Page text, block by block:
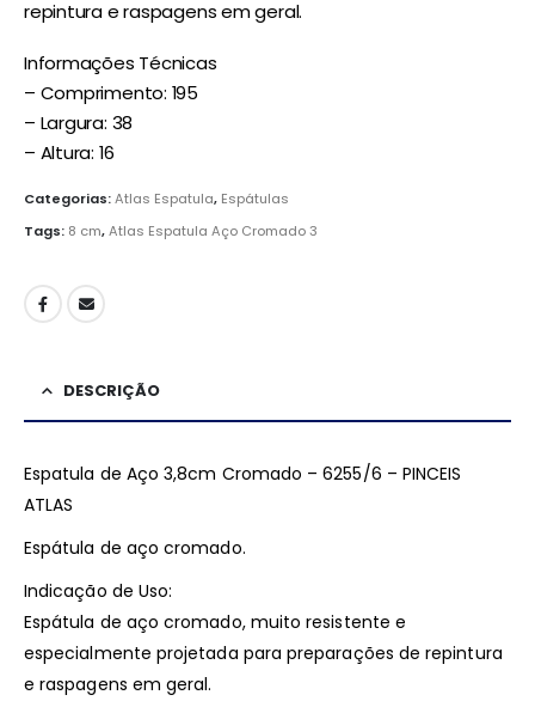
repintura e raspagens em geral.
Informações Técnicas
– Comprimento: 195
– Largura: 38
– Altura: 16
Categorias:Atlas Espatula, Espátulas
Tags: 8 cm,Atlas Espatula Aço Cromado 3
DESCRIÇÃO
Espatula de Aço 3,8cm Cromado – 6255/6 – PINCEIS
ATLAS
Espátula de aço cromado.
Indicação de Uso:
Espátula de aço cromado, muito resistente e
especialmente projetada para preparações de repintura
e raspagens em geral.